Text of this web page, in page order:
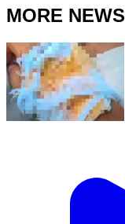
MORE NEWS